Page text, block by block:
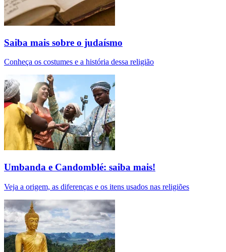
Saiba mais sobre o judaísmo
Conheça os costumes e a história dessa religião
Umbanda e Candomblé: saiba mais!
Veja a origem, as diferenças e os itens usados nas religiões